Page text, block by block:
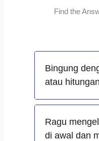
Find the
Bingung
atau
Ragu
di awal dan